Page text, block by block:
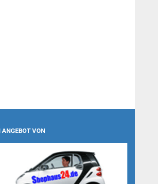
ANGEBOT VON